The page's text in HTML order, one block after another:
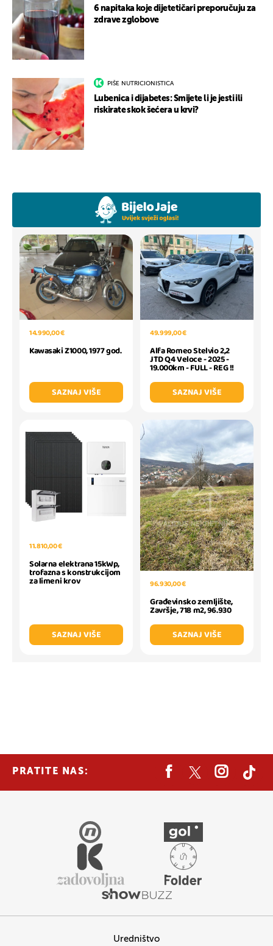
6 napitaka koje dijetetičari preporučuju za
zdrave zglobove
PIŠE NUTRICIONISTICA
Lubenica i dijabetes: Smijete li je jesti ili
riskirate skok šećera u krvi?
14.990,00 €
Kawasaki Z1000, 1977 god.
SAZNAJ VIŠE
49.999,00 €
Alfa Romeo Stelvio 2,2
JTD Q4 Veloce - 2025 -
19.000km - FULL - REG !!
SAZNAJ VIŠE
11.810,00 €
Solarna elektrana 15kWp,
trofazna s konstrukcijom
za limeni krov
SAZNAJ VIŠE
96.930,00 €
Građevinsko zemljište,
Završje, 718 m2, 96.930
SAZNAJ VIŠE
PRATITE NAS:
Uredništvo